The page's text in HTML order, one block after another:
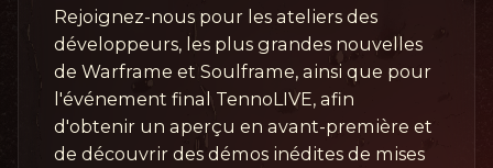
Rejoignez-nous pour les ateliers des
développeurs, les plus grandes nouvelles
de Warframe et Soulframe, ainsi que pour
l'événement final TennoLIVE, afin
d'obtenir un aperçu en avant-première et
de découvrir des démos inédites de mises